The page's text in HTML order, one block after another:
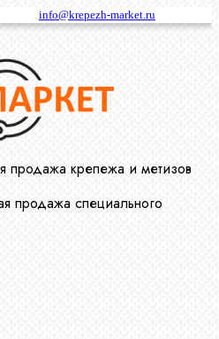
info@krepezh-market.ru
продажа крепежа и метизов
продажа специального